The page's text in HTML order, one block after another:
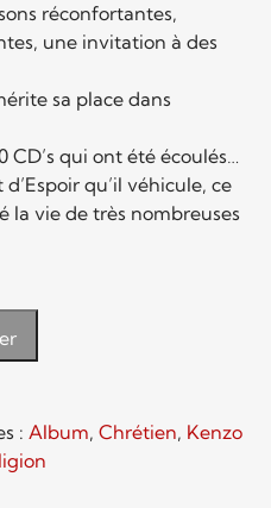
réconfortantes,
une invitation à des
sa place dans
CD’s qui ont été écoulés…
qu’il véhicule, ce
la vie de très nombreuses
:Album,Chrétien, Kenzo